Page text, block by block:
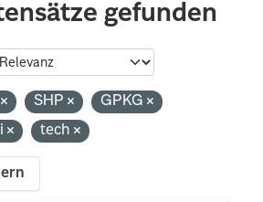
gefunden
SHP
GPKG
tech